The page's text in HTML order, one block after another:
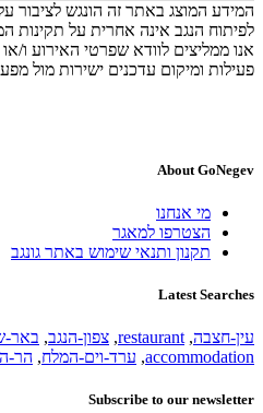
המידע המוצג באתר זה הונגש לציבור
לפיתוח הנגב אינה אחרית על תקינות
אנו ממליצים לוודא שפרטי האירוע
פעילות ומיקום עדכנים ישירות מול
About GoNegev
מי אנחנו
הצטרפו למאגר
תקנון ותנאי שימוש באתר גונגב
Latest Searches
עין-חצבה,
restaurant
, צפון-הנגב, באר-
accommodation
, ערד-וים-המלח, הר-
Subscribe to our newsletter